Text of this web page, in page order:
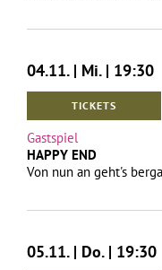
04.11. | Mi. | 19:30
TICKETS
Gastspiel
HAPPY END
Von nun an geht's
05.11. | Do. | 19:30